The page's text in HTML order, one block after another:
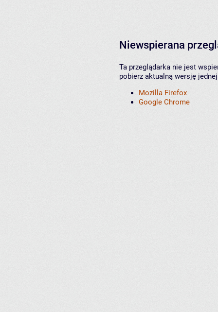
Niewspierana
Ta przeglądarka nie jest
pobierz aktualną wersję
Mozilla Firefox
Google Chrome